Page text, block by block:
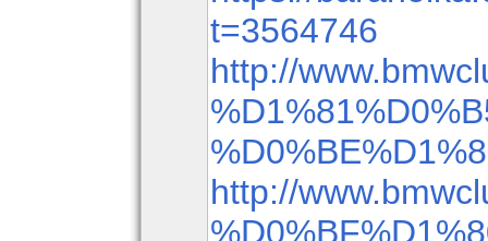
t=3564746
http://
http://